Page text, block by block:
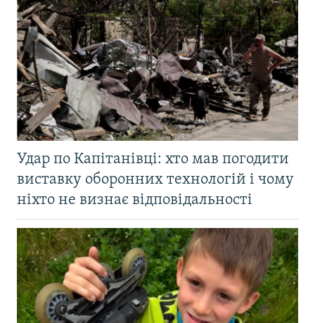
Удар по Капітанівці: хто мав погодити
виставку оборонних технологій і чому
ніхто не визнає відповідальності